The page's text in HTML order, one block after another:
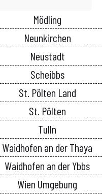
Mödling
Neunkirchen
Neustadt
Scheibbs
St. Pölten Land
St. Pölten
Tulln
Waidhofen an der Thaya
Waidhofen an der Ybbs
Wien Umgebung